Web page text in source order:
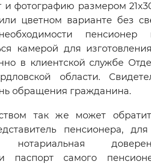
и фотографию размером
цветном варианте без
пенсионер
камерой для
в клиентской службе
области.
обращения гражданина.
так же может
пенсионера, для
нотариальная
паспорт самого